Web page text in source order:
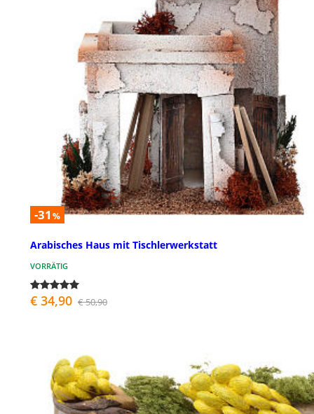
-31 %
Arabisches Haus mit Tischlerwerkstatt
VORRÄTIG
€ 34,90 € 50,90